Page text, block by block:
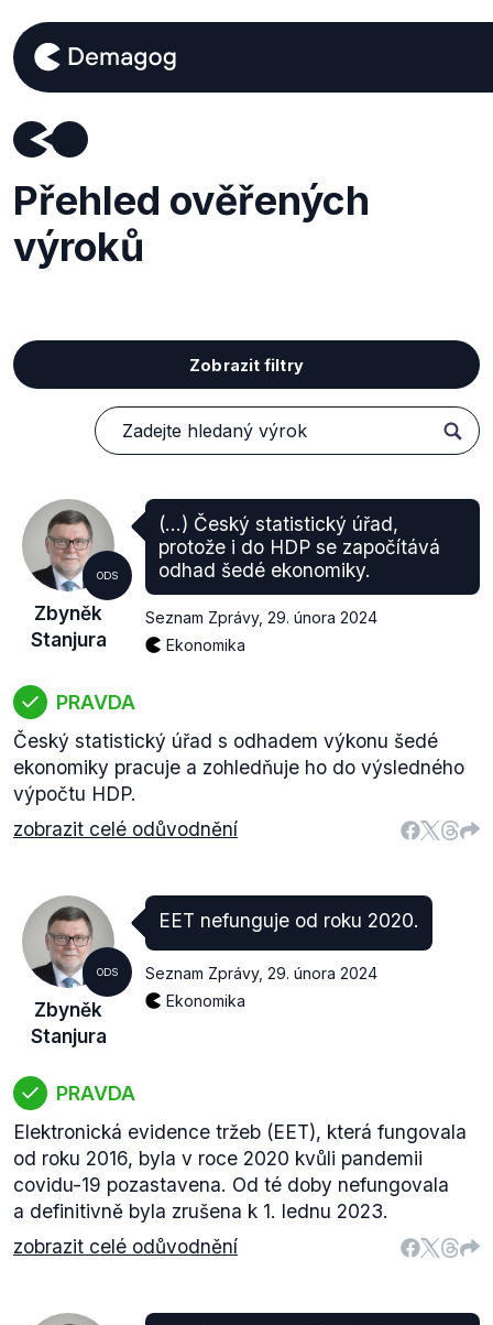
Přehled ověřených
výroků
Zobrazit filtry
ODS
Zbyněk
Stanjura
(...) Český statistický úřad,
protože i do HDP se započítává
odhad šedé ekonomiky.
Seznam Zprávy, 29. února 2024
Ekonomika
PRAVDA
Český statistický úřad s odhadem výkonu šedé
ekonomiky pracuje a zohledňuje ho do výsledného
výpočtu HDP.
zobrazit celé odůvodnění
ODS
Zbyněk
Stanjura
EET nefunguje od roku 2020.
Seznam Zprávy, 29. února 2024
Ekonomika
PRAVDA
Elektronická evidence tržeb (EET), která fungovala
od roku 2016, byla v roce 2020 kvůli pandemii
covidu-19 pozastavena. Od té doby nefungovala
a definitivně byla zrušena k 1. lednu 2023.
zobrazit celé odůvodnění